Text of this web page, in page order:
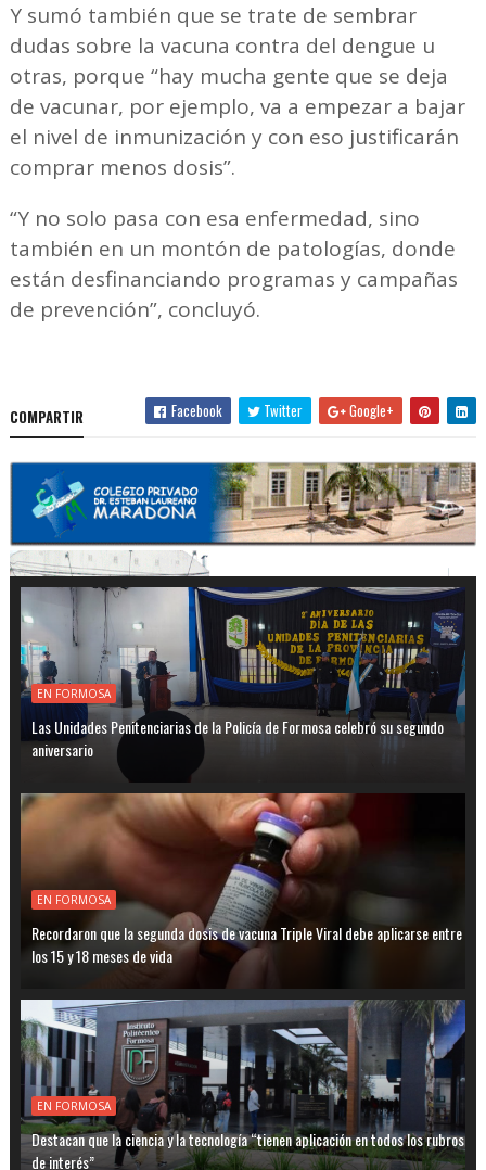
Y sumó también que se trate de sembrar
dudas sobre la vacuna contra del dengue u
otras, porque “hay mucha gente que se deja
de vacunar, por ejemplo, va a empezar a bajar
el nivel de inmunización y con eso justificarán
comprar menos dosis”.
“Y no solo pasa con esa enfermedad, sino
también en un montón de patologías, donde
están desfinanciando programas y campañas
de prevención”, concluyó.
COMPARTIR Facebook Twitter Google+
EN FORMOSA
Las Unidades Penitenciarias de la Policía de Formosa celebró su segundo
aniversario
EN FORMOSA
Recordaron que la segunda dosis de vacuna Triple Viral debe aplicarse entre
los 15 y 18 meses de vida
EN FORMOSA
Destacan que la ciencia y la tecnología “tienen aplicación en todos los rubros
de interés”